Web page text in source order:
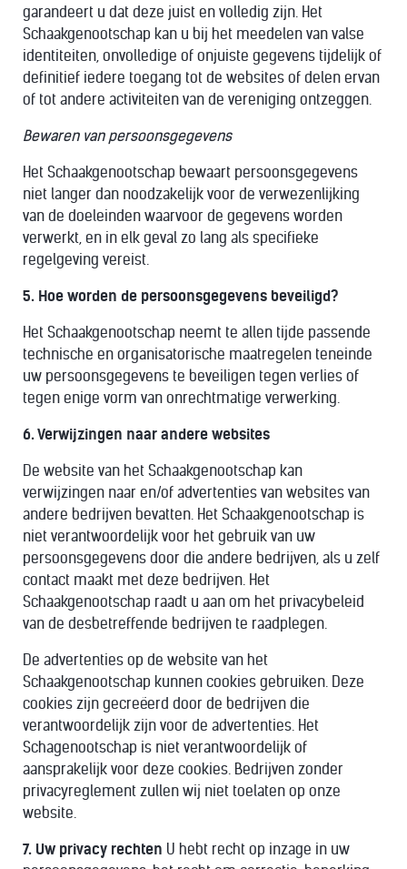
garandeert u dat deze juist en volledig zijn. Het
Schaakgenootschap kan u bij het meedelen van valse
identiteiten, onvolledige of onjuiste gegevens tijdelijk of
definitief iedere toegang tot de websites of delen ervan
of tot andere activiteiten van de vereniging ontzeggen.
Bewaren van persoonsgegevens
Het Schaakgenootschap bewaart persoonsgegevens
niet langer dan noodzakelijk voor de verwezenlijking
van de doeleinden waarvoor de gegevens worden
verwerkt, en in elk geval zo lang als specifieke
regelgeving vereist.
5. Hoe worden de persoonsgegevens beveiligd?
Het Schaakgenootschap neemt te allen tijde passende
technische en organisatorische maatregelen teneinde
uw persoonsgegevens te beveiligen tegen verlies of
tegen enige vorm van onrechtmatige verwerking.
6. Verwijzingen naar andere websites
De website van het Schaakgenootschap kan
verwijzingen naar en/of advertenties van websites van
andere bedrijven bevatten. Het Schaakgenootschap is
niet verantwoordelijk voor het gebruik van uw
persoonsgegevens door die andere bedrijven, als u zelf
contact maakt met deze bedrijven. Het
Schaakgenootschap raadt u aan om het privacybeleid
van de desbetreffende bedrijven te raadplegen.
De advertenties op de website van het
Schaakgenootschap kunnen cookies gebruiken. Deze
cookies zijn gecreëerd door de bedrijven die
verantwoordelijk zijn voor de advertenties. Het
Schagenootschap is niet verantwoordelijk of
aansprakelijk voor deze cookies. Bedrijven zonder
privacyreglement zullen wij niet toelaten op onze
website.
7. Uw privacy rechten U hebt recht op inzage in uw